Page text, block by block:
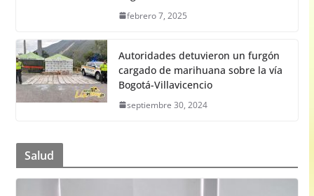
febrero 7, 2025
Autoridades detuvieron un furgón
cargado de marihuana sobre la vía
Bogotá-Villavicencio
septiembre 30, 2024
Salud